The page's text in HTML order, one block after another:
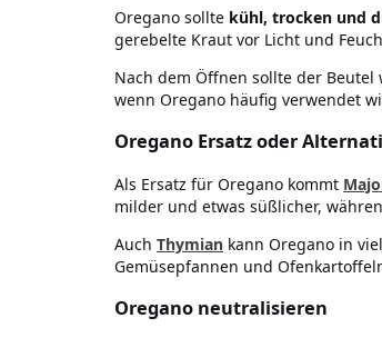
Oregano sollte kühl, trocken und
gerebelte Kraut vor Licht und
Nach dem Öffnen sollte der
wenn Oregano häufig verwendet
Oregano Ersatz oder
Als Ersatz für Oregano kommt
milder und etwas süßlicher,
Auch Thymian kann Oregano in
Gemüsepfannen und
Oregano neutralisieren